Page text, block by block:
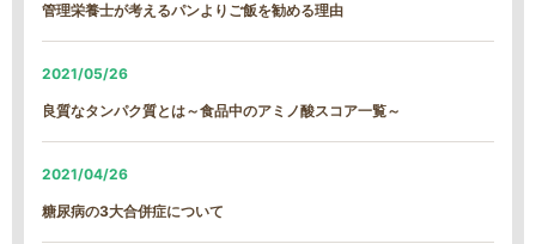
管理栄養士が考えるパンよりご飯を勧める理由
2021/05/26
良質なタンパク質とは～食品中のアミノ酸スコア一覧～
2021/04/26
糖尿病の3大合併症について